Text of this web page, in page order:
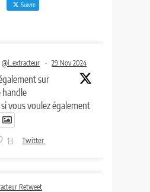
Suivre
@l_extracteur · 29 Nov 2024
sur
handle
si vous voulez également
13 Twitter
Retweet